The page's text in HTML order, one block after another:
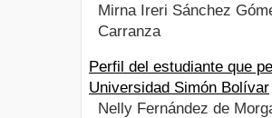
Mirna Ireri Sánchez
Carranza
Perfil del estudiante que
Universidad Simón Bolívar
Nelly Fernández de